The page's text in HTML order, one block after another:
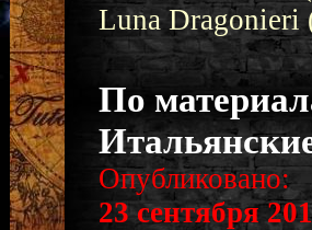
Luna Dragonieri
По
Опубликовано:
23 сентября